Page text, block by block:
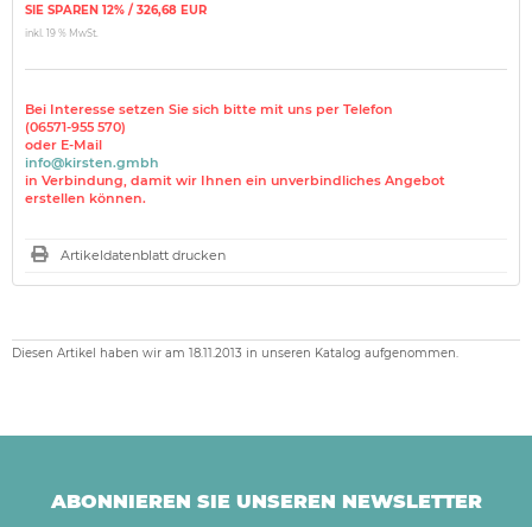
SIE SPAREN 12% / 326,68 EUR
inkl. 19 % MwSt.
Bei Interesse setzen Sie sich bitte mit uns per Telefon
(06571-955 570)
oder E-Mail
info@kirsten.gmbh
in Verbindung, damit wir Ihnen ein unverbindliches Angebot
erstellen können.
Artikeldatenblatt drucken
Diesen Artikel haben wir am 18.11.2013 in unseren Katalog aufgenommen.
ABONNIEREN SIE UNSEREN NEWSLETTER